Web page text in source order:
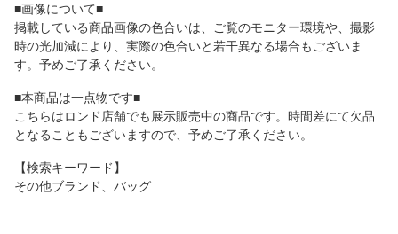
■画像について■
掲載している商品画像の色合いは、ご覧のモニター環境や、撮影
時の光加減により、実際の色合いと若干異なる場合もございま
す。予めご了承ください。
■本商品は一点物です■
こちらはロンド店舗でも展示販売中の商品です。時間差にて欠品
となることもございますので、予めご了承ください。
【検索キーワード】
その他ブランド、バッグ